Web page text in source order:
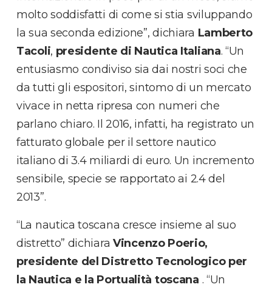
molto soddisfatti di come si stia sviluppando
la sua seconda edizione”, dichiara Lamberto
Tacoli, presidente di Nautica Italiana. “Un
entusiasmo condiviso sia dai nostri soci che
da tutti gli espositori, sintomo di un mercato
vivace in netta ripresa con numeri che
parlano chiaro. Il 2016, infatti, ha registrato un
fatturato globale per il settore nautico
italiano di 3.4 miliardi di euro. Un incremento
sensibile, specie se rapportato ai 2.4 del
2013”.
“La nautica toscana cresce insieme al suo
distretto” dichiara Vincenzo Poerio,
presidente del Distretto Tecnologico per
la Nautica e la Portualità toscana . “Un